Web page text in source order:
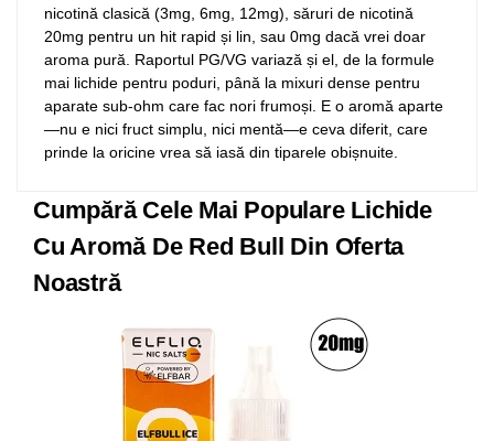
nicotină clasică (3mg, 6mg, 12mg), săruri de nicotină
20mg pentru un hit rapid și lin, sau 0mg dacă vrei doar
aroma pură. Raportul PG/VG variază și el, de la formule
mai lichide pentru poduri, până la mixuri dense pentru
aparate sub-ohm care fac nori frumoși. E o aromă aparte
—nu e nici fruct simplu, nici mentă—e ceva diferit, care
prinde la oricine vrea să iasă din tiparele obișnuite.
Cumpără Cele Mai Populare Lichide
Cu Aromă De Red Bull Din Oferta
Noastră